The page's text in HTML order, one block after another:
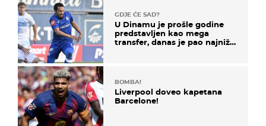
GDJE ĆE SAD?
U Dinamu je prošle godine
predstavljen kao mega
transfer, danas je pao najniže
BOMBA!
Liverpool doveo kapetana
Barcelone!